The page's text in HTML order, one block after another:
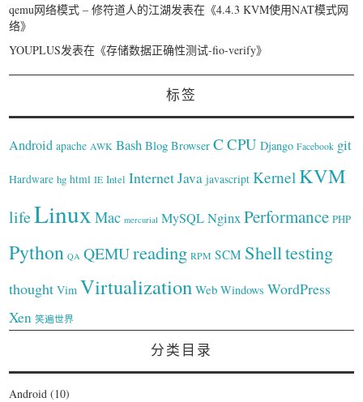
qemu网络模式 – 修符道人的江湖发表在《4.4.3 KVM使用NAT模式网
络》
YOUPLUS发表在《存储数据正确性测试-fio-verify》
标签
Android apache AWK Bash Blog Browser C CPU Django Facebook git
Hardware hg html IE Intel InternetJava javascript Kernel KVM
lifeLinux Mac mercurial MySQLNginx Performance PHP
Python QA QEMUreading RPM SCM Shelltesting
thought Vim Virtualization Web Windows WordPress
Xen 笑遍世界
分类目录
Android (10)